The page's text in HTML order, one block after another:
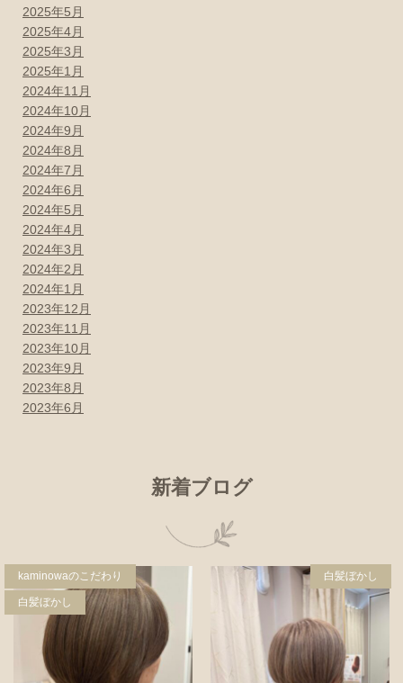
2025年5月
2025年4月
2025年3月
2025年1月
2024年11月
2024年10月
2024年9月
2024年8月
2024年7月
2024年6月
2024年5月
2024年4月
2024年3月
2024年2月
2024年1月
2023年12月
2023年11月
2023年10月
2023年9月
2023年8月
2023年6月
新着ブログ
kaminowaのこだわり
白髪ぼかし
白髪ぼかし